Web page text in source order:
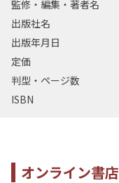
監修・編集・著者名
出版社名
出版年月日
定価
判型・ページ数
ISBN
オンライン書店